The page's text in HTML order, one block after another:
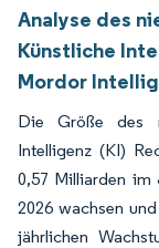
Analyse des
Künstliche
Mordor
Die Größe des
Intelligenz (KI)
0,57 Milliarden im
2026 wachsen
jährlichen